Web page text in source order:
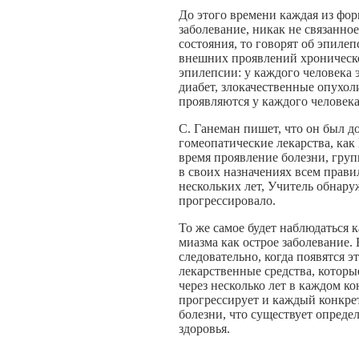
До этого времени каждая из
заболевание, никак не
состояния, то говорят об
внешних проявлений
эпилепсии: у каждого
диабет, злокачественные
проявляются у каждого
С. Ганеман пишет, что он был
гомеопатические лекарства,
время проявление болезни,
в своих назначениях всем
нескольких лет, Учитель
прогрессировало.
То же самое будет наблюдаться
миазма как острое
следовательно, когда появятся
лекарственные средства,
через несколько лет в каждом
прогрессирует и каждый
болезни, что существует
здоровья.